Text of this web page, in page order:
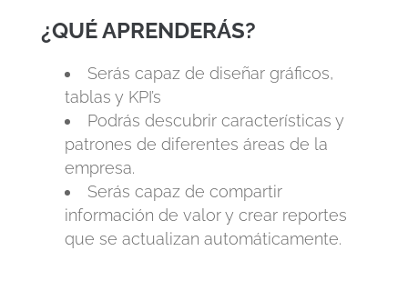
¿QUÉ APRENDERÁS?
Serás capaz de diseñar gráficos,
tablas y KPI’s
Podrás descubrir características y
patrones de diferentes áreas de la
empresa.
Serás capaz de compartir
información de valor y crear reportes
que se actualizan automáticamente.